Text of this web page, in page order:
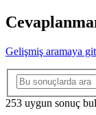
Gelişmiş aramaya git
253 uygun sonuç